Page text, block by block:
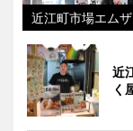
近江町市場エム
近
く